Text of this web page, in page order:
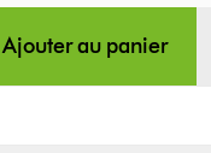
Ajouter au panier